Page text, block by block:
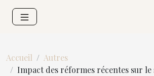
Accueil
Autres
Impact des réformes récentes sur le